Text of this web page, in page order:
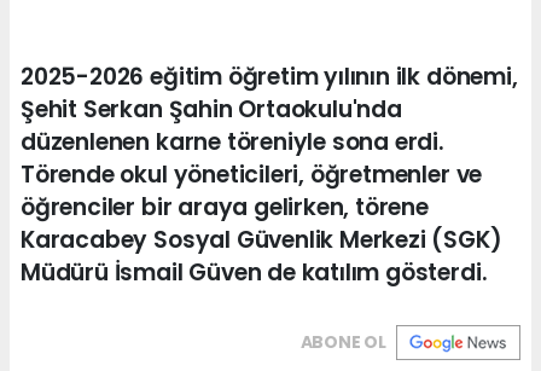
2025-2026 eğitim öğretim yılının ilk dönemi,
Şehit Serkan Şahin Ortaokulu'nda
düzenlenen karne töreniyle sona erdi.
Törende okul yöneticileri, öğretmenler ve
öğrenciler bir araya gelirken, törene
Karacabey Sosyal Güvenlik Merkezi (SGK)
Müdürü İsmail Güven de katılım gösterdi.
ABONE OL